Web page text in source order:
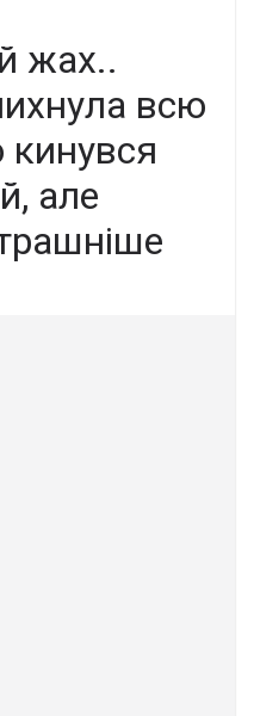
жax..
вcю
кинyвcя
aлe